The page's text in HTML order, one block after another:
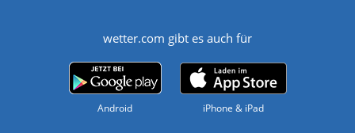
wetter.com gibt es auch für
Android iPhone & iPad